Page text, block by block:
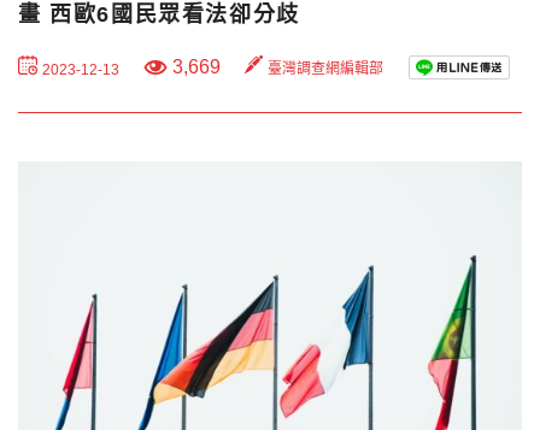
畫 西歐6國民眾看法卻分歧
2023-12-13 3,669 臺灣調查網編輯部